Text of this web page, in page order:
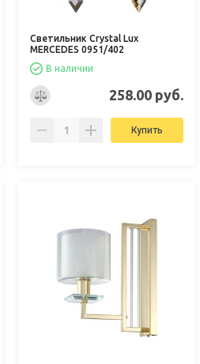
Светильник Crystal Lux
MERCEDES 0951/402
В наличии
258.00 руб.
Купить